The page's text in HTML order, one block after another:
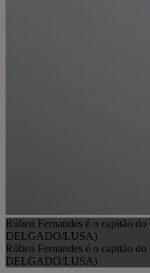
Rúben Fernandes é o capitão
DELGADO/LUSA)
Rúben Fernandes é o capitão
DELGADO/LUSA)